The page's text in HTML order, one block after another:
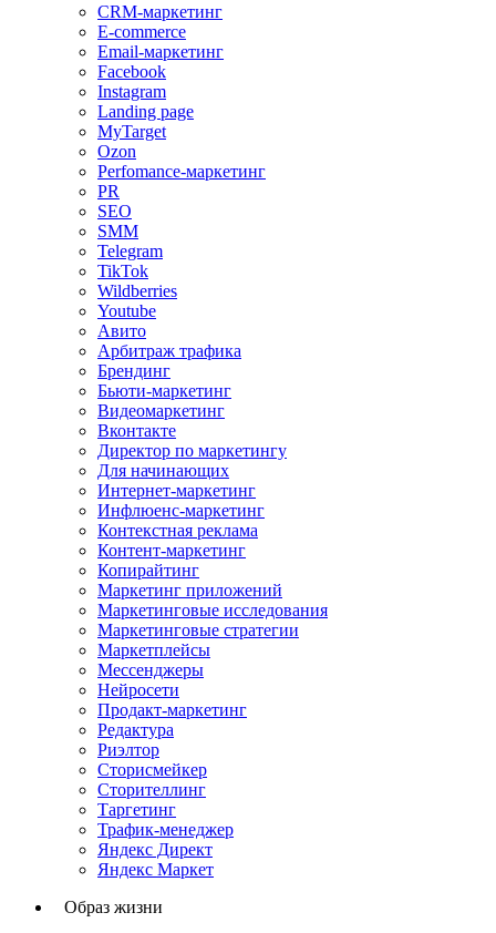
CRM-маркетинг
E-commerce
Email-маркетинг
Facebook
Instagram
Landing page
MyTarget
Ozon
Perfomance-маркетинг
PR
SEO
SMM
Telegram
TikTok
Wildberries
Youtube
Авито
Арбитраж трафика
Брендинг
Бьюти-маркетинг
Видеомаркетинг
Вконтакте
Директор по маркетингу
Для начинающих
Интернет-маркетинг
Инфлюенс-маркетинг
Контекстная реклама
Контент-маркетинг
Копирайтинг
Маркетинг приложений
Маркетинговые исследования
Маркетинговые стратегии
Маркетплейсы
Мессенджеры
Нейросети
Продакт-маркетинг
Редактура
Риэлтор
Сторисмейкер
Сторителлинг
Таргетинг
Трафик-менеджер
Яндекс Директ
Яндекс Маркет
Образ жизни